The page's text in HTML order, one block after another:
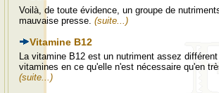
Voilà, de toute évidence, un groupe de
mauvaise presse. (suite...)
Vitamine B12
La vitamine B12 est un nutriment assez
vitamines en ce qu'elle n'est nécessaire qu'en
(suite...)